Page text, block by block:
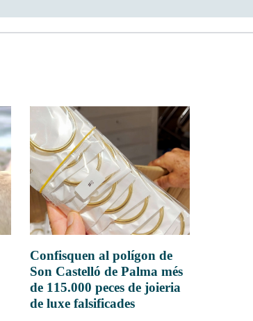
Confisquen al polígon de
Son Castelló de Palma més
de 115.000 peces de joieria
de luxe falsificades